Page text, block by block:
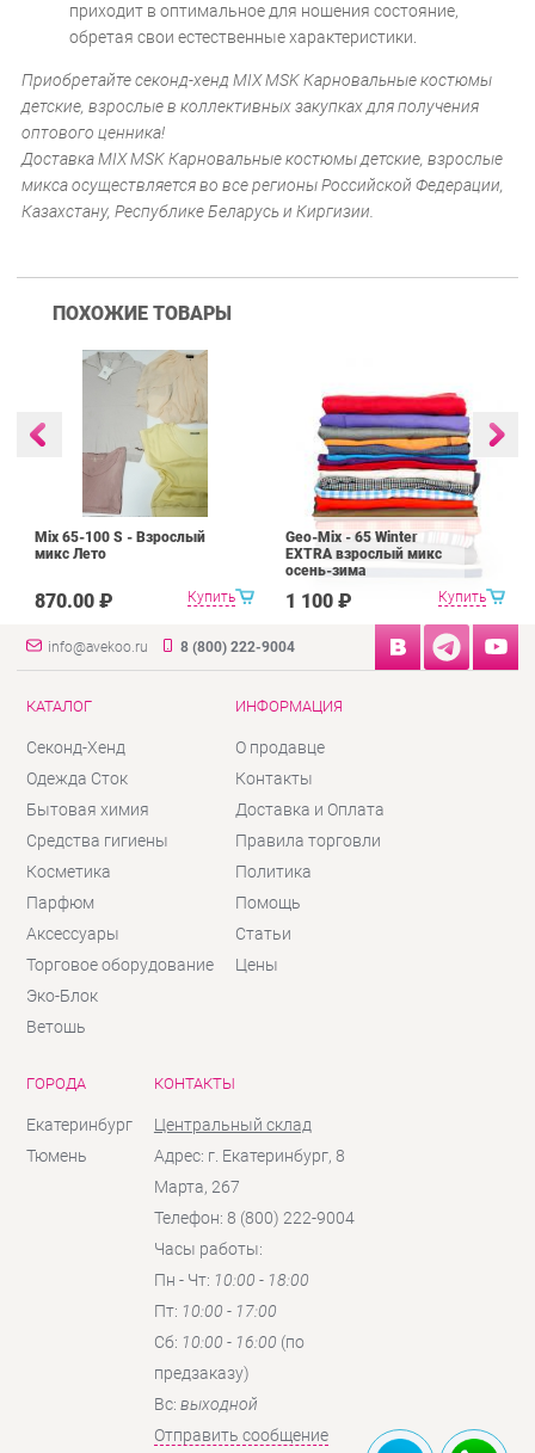
приходит в оптимальное для ношения состояние,
обретая свои естественные характеристики.
Приобретайте секонд-хенд MIX MSK Карновальные костюмы
детские, взрослые в коллективных закупках для получения
оптового ценника!
Доставка MIX MSK Карновальные костюмы детские, взрослые
микса осуществляется во все регионы Российской Федерации,
Казахстану, Республике Беларусь и Киргизии.
ПОХОЖИЕ ТОВАРЫ
Купить
Mix 65-100 S - Взрослый
микс Лето
870.00 ₽ Купить
Geo-Mix - 65 Winter
EXTRA взрослый микс
осень-зима
1 100 ₽
info@avekoo.ru 8 (800) 222-9004
КАТАЛОГ
Секонд-Хенд
Одежда Сток
Бытовая химия
Средства гигиены
Косметика
Парфюм
Аксессуары
Торговое оборудование
Эко-Блок
Ветошь
ИНФОРМАЦИЯ
О продавце
Контакты
Доставка и Оплата
Правила торговли
Политика
Помощь
Статьи
Цены
ГОРОДА
Екатеринбург
Тюмень
КОНТАКТЫ
Центральный склад
Адрес: г. Екатеринбург, 8
Марта, 267
Телефон: 8 (800) 222-9004
Часы работы:
Пн - Чт: 10:00 - 18:00
Пт: 10:00 - 17:00
Сб: 10:00 - 16:00 (по
предзаказу)
Вc: выходной
Отправить сообщение